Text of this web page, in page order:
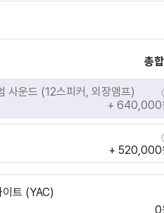
총합
사운드 (12스피커, 외장앰프)
+ 640,000
+ 520,000
이트 (YAC)
0